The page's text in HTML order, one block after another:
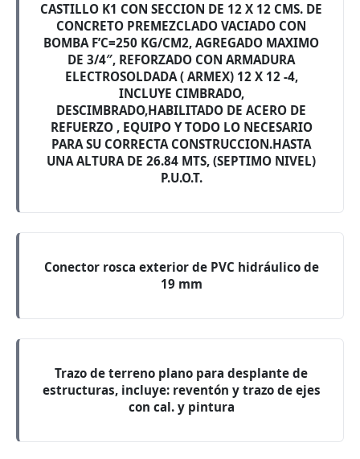
CASTILLO K1 CON SECCION DE 12 X 12 CMS. DE
CONCRETO PREMEZCLADO VACIADO CON
BOMBA F’C=250 KG/CM2, AGREGADO MAXIMO
DE 3/4″, REFORZADO CON ARMADURA
ELECTROSOLDADA ( ARMEX) 12 X 12 -4,
INCLUYE CIMBRADO,
DESCIMBRADO,HABILITADO DE ACERO DE
REFUERZO , EQUIPO Y TODO LO NECESARIO
PARA SU CORRECTA CONSTRUCCION.HASTA
UNA ALTURA DE 26.84 MTS, (SEPTIMO NIVEL)
P.U.O.T.
Conector rosca exterior de PVC hidráulico de
19 mm
Trazo de terreno plano para desplante de
estructuras, incluye: reventón y trazo de ejes
con cal. y pintura